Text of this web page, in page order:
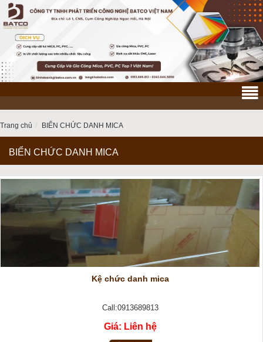
Trang chủ BIỂN CHỨC DANH MICA
BIỂN CHỨC DANH MICA
Kệ chức danh mica
Call:0913689813
Giá: Liên hệ